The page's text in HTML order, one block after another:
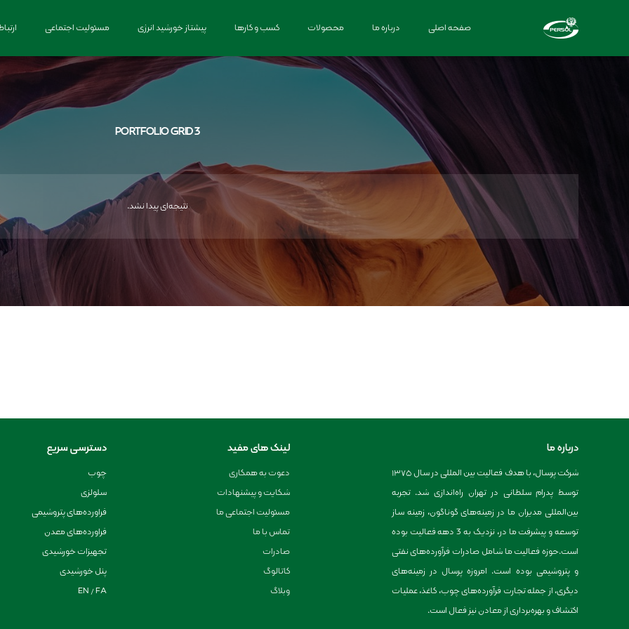
صفحه اصلی درباره ما محصولات کسب و کارها پیشتاز خورشید انرژی مسئولیت اجتماعی
PORTFOLIOGRID 3
نتیجه‌ای پیدا نشد.
درباره ما
شرکت پرسال، با هدف فعالیت بین المللی در سال ۱۳۷۵
توسط پدرام سلطانی در تهران راه‌اندازی شد. تجربه
بین‌المللی مدیران ما در زمینه‌های گوناگون، زمینه ساز
توسعه و پیشرفت ما در، نزدیک به 3 دهه فعالیت بوده
است.حوزه فعالیت ما شامل صادرات فرآورده‌های نفتی
و پتروشیمی بوده است. امروزه پرسال در زمینه‌های
دیگری، از جمله تجارت فرآورده‌های چوب، کاغذ، عملیات
اکتشاف و بهره‌برداری از معادن نیز فعال است.
لینک های مفید
دعوت به همکاری
شکایت و پیشنهادات
مسئولیت اجتماعی ما
تماس با ما
صادرات
کاتالوگ
وبلاگ
دسترسی سریع
چوب
سلولزی
فراورده‌های پتروشیمی
فراورده‌های معدن
تجهیزات خورشیدی
پنل خورشیدی
EN / FA